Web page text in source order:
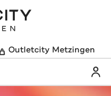
Outletcity Metzingen